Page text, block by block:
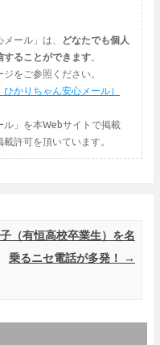
ール」は、
どなたでも個人
することができます。
をご参照ください。
かりちゃん安心メール）
」を本Webサイトで掲載
許可を頂いています。
（有恒高校卒業生）を名
乗るニセ電話が多発！
→